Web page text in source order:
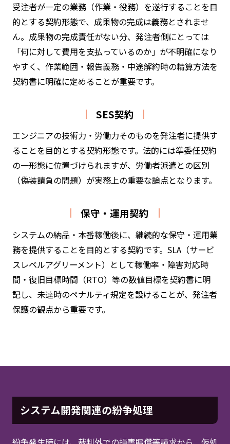
受注者が一定の業務（作業・役務）を遂行することを目
的とする契約形態で、成果物の完成は義務とされませ
ん。成果物の完成責任がない分、発注者側にとっては
「何に対して費用を支払っているのか」が不明確になり
やすく、作業範囲・報告義務・中途解約時の精算方法を
契約書に明確に定めることが重要です。
SES契約
エンジニアの技術力・労働力そのものを発注者に提供す
ることを目的とする契約形態です。法的には準委任契約
の一形態に位置づけられますが、労働者派遣との区別
（偽装請負の問題）が実務上の重要な論点となります。
保守・運用契約
システムの納品・本番稼働後に、継続的な保守・運用業
務を提供することを目的とする契約です。SLA（サービ
スレベルアグリーメント）として稼働率・障害対応時
間・復旧目標時間（RTO）等の数値目標を契約書に明
記し、未達時のペナルティ規定を設けることが、発注者
保護の観点から重要です。
システム開発関連の紛争処理